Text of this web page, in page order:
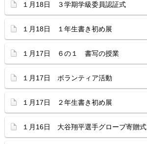
１月18日 ３学期学級委員認証式
１月18日 １年生書き初め展
１月17日 ６の１ 書写の授業
１月17日 ボランティア活動
１月17日 ２年生書き初め展
１月16日 大谷翔平選手グローブ寄贈式